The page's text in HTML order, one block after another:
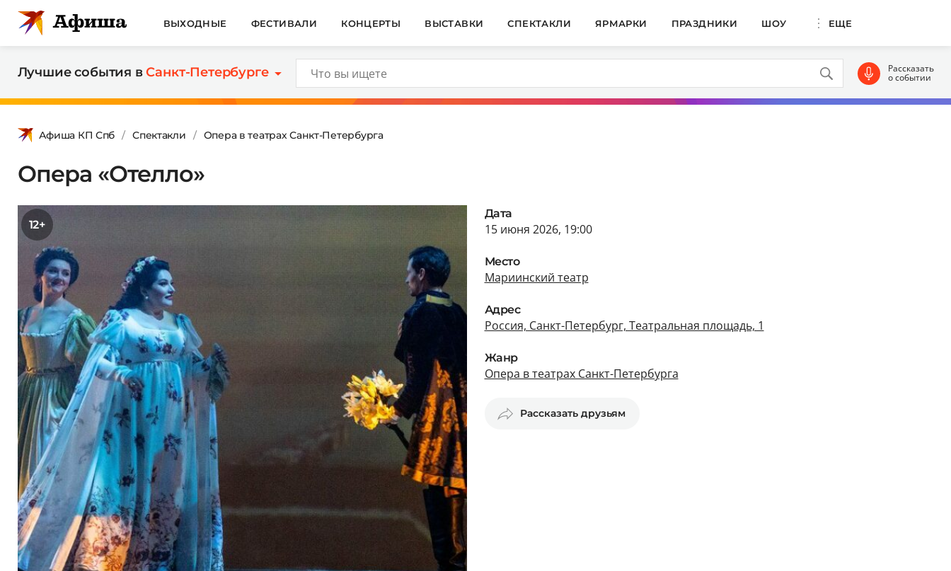
ВЫХОДНЫЕ ФЕСТИВАЛИ КОНЦЕРТЫ ВЫСТАВКИ СПЕКТАКЛИ ЯРМАРКИ ПРАЗДНИКИ ШОУ ЕЩЕ
Лучшие события вСанкт-Петербурге Рассказать
о событии
Афиша КП Спб Спектакли Опера в театрах Санкт-Петербурга
Опера «Отелло»
12+
Дата
15 июня 2026, 19:00
Место
Мариинский театр
Адрес
Россия, Санкт-Петербург, Театральная площадь, 1
Жанр
Опера в театрах Санкт-Петербурга
Рассказать друзьям